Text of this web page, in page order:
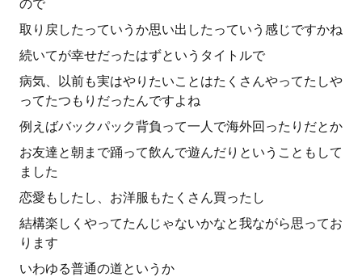
ので
取り戻したっていうか思い出したっていう感じですかね
続いてが幸せだったはずというタイトルで
病気、以前も実はやりたいことはたくさんやってたしや
ってたつもりだったんですよね
例えばバックパック背負って一人で海外回ったりだとか
お友達と朝まで踊って飲んで遊んだりということもして
ました
恋愛もしたし、お洋服もたくさん買ったし
結構楽しくやってたんじゃないかなと我ながら思ってお
ります
いわゆる普通の道というか